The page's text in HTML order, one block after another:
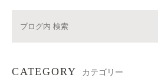
CATEGORY カテゴリー